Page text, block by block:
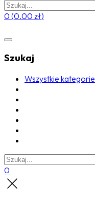
0 (0.00 zł)
Szukaj
Wszystkie kategorie
0